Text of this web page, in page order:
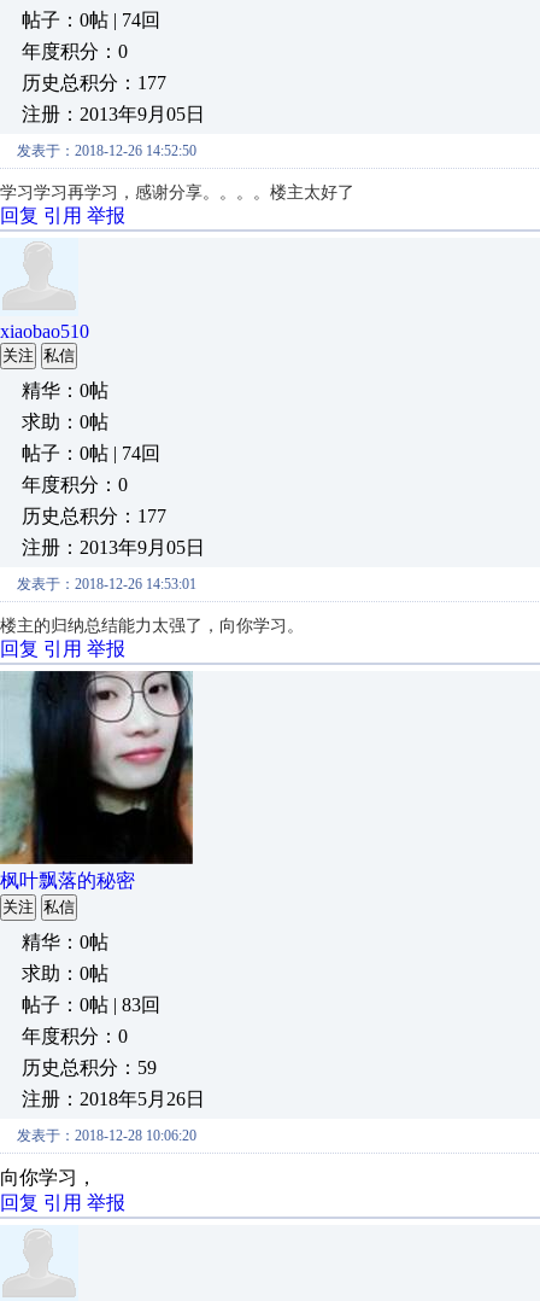
帖子：0帖 | 74回
年度积分：0
历史总积分：177
注册：2013年9月05日
发表于：2018-12-26 14:52:50
学习学习再学习，感谢分享。。。。楼主太好了
回复 引用 举报
xiaobao510
关注 私信
精华：0帖
求助：0帖
帖子：0帖 | 74回
年度积分：0
历史总积分：177
注册：2013年9月05日
发表于：2018-12-26 14:53:01
楼主的归纳总结能力太强了，向你学习。
回复 引用 举报
枫叶飘落的秘密
关注 私信
精华：0帖
求助：0帖
帖子：0帖 | 83回
年度积分：0
历史总积分：59
注册：2018年5月26日
发表于：2018-12-28 10:06:20
向你学习，
回复 引用 举报